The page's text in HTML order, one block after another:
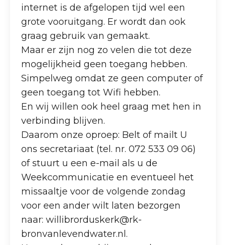
internet is de afgelopen tijd wel een
grote vooruitgang. Er wordt dan ook
graag gebruik van gemaakt.
Maar er zijn nog zo velen die tot deze
mogelijkheid geen toegang hebben.
Simpelweg omdat ze geen computer of
geen toegang tot Wifi hebben.
En wij willen ook heel graag met hen in
verbinding blijven.
Daarom onze oproep: Belt of mailt U
ons secretariaat (tel. nr. 072 533 09 06)
of stuurt u een e-mail als u de
Weekcommunicatie en eventueel het
missaaltje voor de volgende zondag
voor een ander wilt laten bezorgen
naar: willibrorduskerk@rk-
bronvanlevendwater.nl.